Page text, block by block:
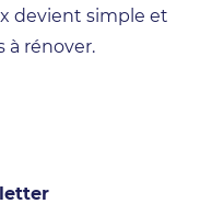
devient simple et
à rénover.